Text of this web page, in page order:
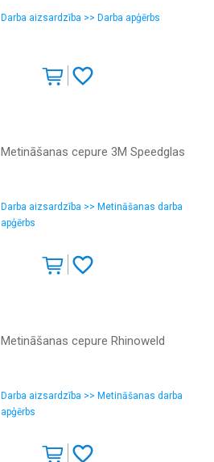
Darba aizsardzība >> Darba apģērbs
Metināšanas cepure 3M Speedglas
Darba aizsardzība >> Metināšanas darba
apģērbs
Metināšanas cepure Rhinoweld
Darba aizsardzība >> Metināšanas darba
apģērbs